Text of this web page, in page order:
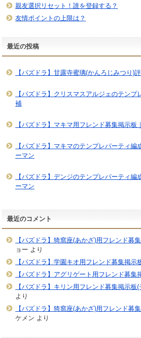
親友選択リセット！誰を登録する？
友情ポイントの上限は？
最近の投稿
【パズドラ】甘露寺蜜璃(かんろじみつり)
【パズドラ】クリスマスアルジェのテン
補
【パズドラ】マキマ用フレンド募集掲示板
【パズドラ】マキマのテンプレパーティ編
ーマン
【パズドラ】デンジのテンプレパーティ編
ーマン
最近のコメント
【パズドラ】猗窩座(あかざ)用フレンド募
ョー より
【パズドラ】学園キオ用フレンド募集掲示
【パズドラ】アグリゲート用フレンド募集
【パズドラ】キリン用フレンド募集掲示板
より
【パズドラ】猗窩座(あかざ)用フレンド募
ケメン より